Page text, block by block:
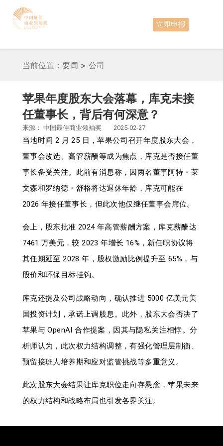
立即申报
当前位置： 要闻 > 公司
苹果年度股东大会落幕，库克未接
任董事长，背后有何深意？
来源： 中国最佳商业领袖奖 2025-02-27
当地时间 2 月 25 日，苹果公司召开年度股东大会，
董事会改选、高管薪酬等成为焦点，库克是否接任董
事长备受关注。此前有消息称，因两名董事阿特・莱
文森和罗纳德・舒格将达退休年龄，库克可能在
2026 年接任董事长，但此次他仅继任董事会席位。
会上，股东批准 2024 年高管薪酬方案，库克薪酬达
7461 万美元，较 2023 年增长 16%，新任职协议将
其任期延至 2028 年，股权激励比例提升至 65%，与
股价和环保目标挂钩。
库克还提及公司战略动向，确认推进 5000 亿美元美
国投资计划，承诺上调股息。此外，股东大会否决了
苹果与 OpenAI 合作提案，因其与隐私关注相悖。分
析师认为，此次权力结构调整，有强化管理层制衡、
预留接班人培养期和应对监管挑战等多重意义。
此次股东大会结果让库克职位走向存悬念，苹果未来
的权力结构和战略布局也引发各界关注。